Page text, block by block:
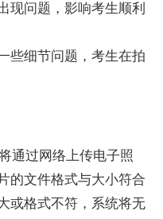
现问题，影响考生顺利
些细节问题，考生在拍
通过网络上传电子照
的文件格式与大小符合
或格式不符，系统将无